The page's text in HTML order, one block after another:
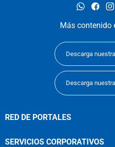
whatsapp
Más contenido
Descarga
Descarga
RED DE PORTALES
SERVICIOS CORPORATIVOS